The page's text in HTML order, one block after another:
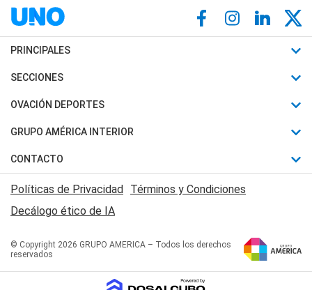
PRINCIPALES
Últimas Noticias
Política
Judiciales
Economia
SECCIONES
Horóscopo
Motores
Trucos caseros
Series y Películas
Edictos y Solicitadas
OVACIÓN DEPORTES
Fútbol
Mundial
Automovilismo
Rugby
Básquet
GRUPO AMÉRICA INTERIOR
Canal 7 en Vivo
San Juan 8
CONTACTO
Acerca de Nosotros
Contactanos
Políticas de Privacidad Términos y Condiciones
Decálogo ético de IA
© Copyright 2026 GRUPO AMERICA – Todos los derechos
reservados